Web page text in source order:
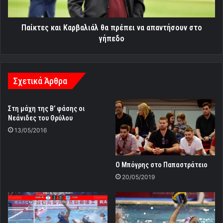
γήπεδο
Παίκτες και Καρβαλιάλ θα πρέπει να απαντήσουν στο
γήπεδο
Σχετικά Άρθρα
Στη μάχη της Β’ φάσης οι
Νεάνιδες του Θρύλου
13/05/2016
Ο Μπόγρης στο Παπαστράτειο
20/05/2019